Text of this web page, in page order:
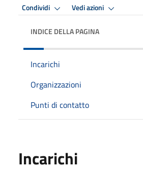
Condividi Vedi azioni
INDICE DELLA PAGINA
Incarichi
Organizzazioni
Punti di contatto
Incarichi